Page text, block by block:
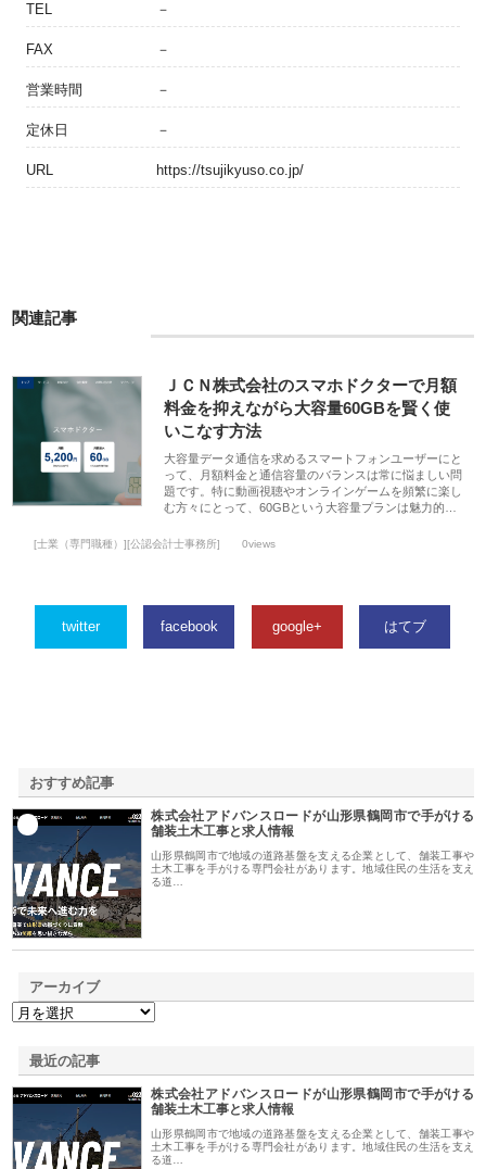
TEL －
FAX －
営業時間 －
定休日 －
URL https://tsujikyuso.co.jp/
関連記事
ＪＣＮ株式会社のスマホドクターで月額
料金を抑えながら大容量60GBを賢く使
いこなす方法
大容量データ通信を求めるスマートフォンユーザーにと
って、月額料金と通信容量のバランスは常に悩ましい問
題です。特に動画視聴やオンラインゲームを頻繁に楽し
む方々にとって、60GBという大容量プランは魅力的…
[士業（専門職種）][公認会計士事務所] 0views
twitter facebook google+ はてブ
おすすめ記事
株式会社アドバンスロードが山形県鶴岡市で手がける
舗装土木工事と求人情報
山形県鶴岡市で地域の道路基盤を支える企業として、舗装工事や
土木工事を手がける専門会社があります。地域住民の生活を支え
る道…
アーカイブ
最近の記事
株式会社アドバンスロードが山形県鶴岡市で手がける
舗装土木工事と求人情報
山形県鶴岡市で地域の道路基盤を支える企業として、舗装工事や
土木工事を手がける専門会社があります。地域住民の生活を支え
る道…